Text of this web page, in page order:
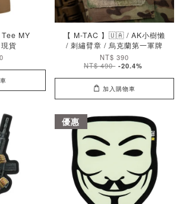
Tee MY
貨
【 M-TAC 】🇺🇦 / AK小樹懶
/ 刺繡臂章 / 烏克蘭第一軍牌
NT$ 390
NT$ 490 -20.4%
加入購物車
優惠